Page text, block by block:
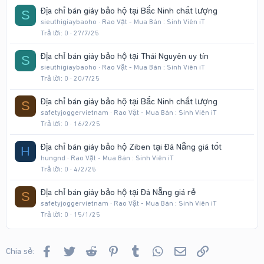
S Địa chỉ bán giày bảo hộ tại Bắc Ninh chất lượng
sieuthigiaybaoho
Rao Vặt - Mua Bán : Sinh Viên iT
Trả lời 0 27/7/25
S Địa chỉ bán giày bảo hộ tại Thái Nguyên uy tín
sieuthigiaybaoho
Rao Vặt - Mua Bán : Sinh Viên iT
Trả lời 0 20/7/25
S Địa chỉ bán giày bảo hộ tại Bắc Ninh chất lượng
safetyjoggervietnam
Rao Vặt - Mua Bán : Sinh Viên iT
Trả lời 0 16/2/25
H Địa chỉ bán giày bảo hộ Ziben tại Đà Nẵng giá tốt
hungnd
Rao Vặt - Mua Bán : Sinh Viên iT
Trả lời 0 4/2/25
S Địa chỉ bán giày bảo hộ tại Đà Nẵng giá rẻ
safetyjoggervietnam
Rao Vặt - Mua Bán : Sinh Viên iT
Trả lời 0 15/1/25
Chia sẻ: FacebookTwitter Reddit PinterestTumblr WhatsApp
Email